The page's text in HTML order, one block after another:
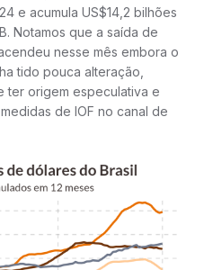
e acumula US$14,2 bilhões
Notamos que a saída de
nesse mês embora o
tido pouca alteração,
ter origem especulativa e
de IOF no canal de